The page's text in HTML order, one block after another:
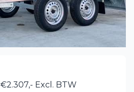
€2.307,- Excl. BTW